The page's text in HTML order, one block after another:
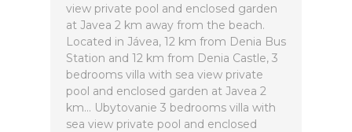
view private pool and enclosed garden
at Javea 2 km away from the beach.
Located in Jávea, 12 km from Denia Bus
Station and 12 km from Denia Castle, 3
bedrooms villa with sea view private
pool and enclosed garden at Javea 2
km... Ubytovanie 3 bedrooms villa with
sea view private pool and enclosed